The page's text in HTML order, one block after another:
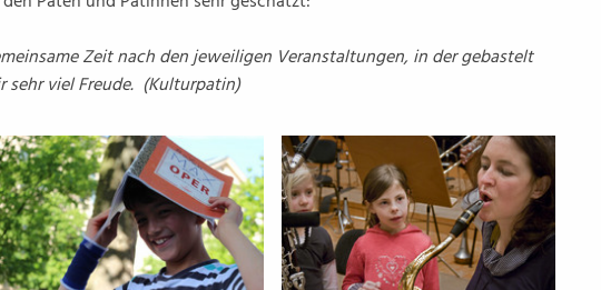
Zeit nach den jeweiligen Veranstaltungen, in der gebastelt
sehr viel Freude. (Kulturpatin)